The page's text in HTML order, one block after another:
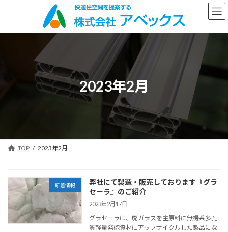
ン
ー
2023年2月
TOP 2023年2月
新着情報
弊社にて製造・販売しております『グラ
セーラ』のご紹介
2023年2月17日
グラセーラは、廃ガラスを主原料に無機系多孔
質軽量発砲資材にアップサイクルした製品にな